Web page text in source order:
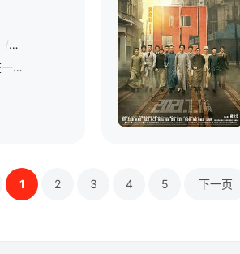
/ 李逸男
要武
&amp;nbsp;龙番市警局的法医大神秦明在一场海外案中，凭借高超的专业技能大展法医风采，一时名声鹊起。本应从此在高冷男神的道路上越走越远的他，却因为新晋法医助理陈诗羽的出现，发生了微妙的变化。秦明与林涛这
1 2 3 4 5 下一页